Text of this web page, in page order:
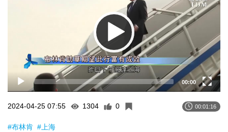
00:00
2024-04-25 07:55 1304 0 00:01:16
#布林肯 #上海